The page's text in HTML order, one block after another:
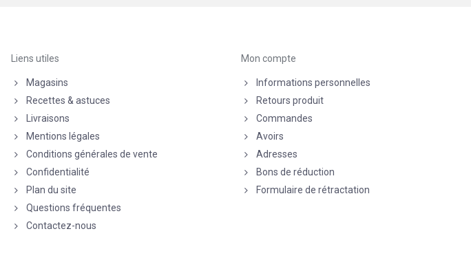
Liens utiles
Magasins
Recettes & astuces
Livraisons
Mentions légales
Conditions générales de vente
Confidentialité
Plan du site
Questions fréquentes
Contactez-nous
Mon compte
Informations personnelles
Retours produit
Commandes
Avoirs
Adresses
Bons de réduction
Formulaire de rétractation